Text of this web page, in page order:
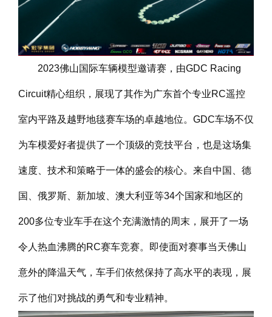
2023佛山国际车辆模型邀请赛，由GDC Racing
Circuit精心组织，展现了其作为广东首个专业RC遥控
室内平路及越野地毯赛车场的卓越地位。GDC车场不仅
为车模爱好者提供了一个顶级的竞技平台，也是这场集
速度、技术和策略于一体的盛会的核心。来自中国、德
国、俄罗斯、新加坡、澳大利亚等34个国家和地区的
200多位专业车手在这个充满激情的周末，展开了一场
令人热血沸腾的RC赛车竞赛。即使面对赛事当天佛山
意外的降温天气，车手们依然保持了高水平的表现，展
示了他们对挑战的勇气和专业精神。